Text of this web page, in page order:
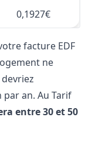
0,1927€
facture EDF
ne
an. Au Tarif
entre 30 et 50